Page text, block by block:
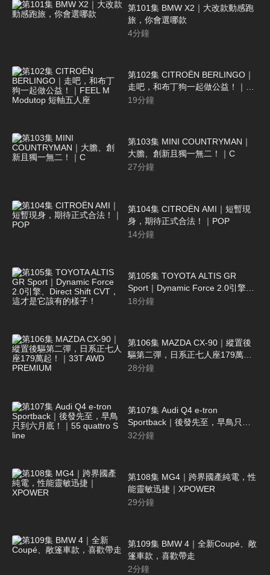
第101集 BMW X2｜大改款動感跑
旅，你會選哪款
4分鐘
第102集 CITROËN BERLINGO｜
走吧，和布丁狗一起做公益！｜
FEEL M Modutop 短軸五人座
19分鐘
第103集 MINI COUNTRYMAN｜
大膽、創新且獨一無二！｜C
27分鐘
第104集 CITROËN AMI｜短暫現
身，期待正式合法！｜POP
14分鐘
第105集 TOYOTA ALTIS GR
Sport｜Dynamic Force 2.0引擎、
Direct Shift CVT，這才是它該有的
18分鐘
第106集 MAZDA CX-90｜縱置後
驅第二彈，日系正七人座179萬
起！｜33T AWD PREMIUM
28分鐘
第107集 Audi Q4 e-tron
Sportback｜後發先至，早鳥只到
六月底！｜55 quattro S line
32分鐘
第108集 MG4｜跨界國產純電，性
能靈敏迅捷｜XPOWER
29分鐘
第109集 BMW 4｜全新Coupé、敞
篷車款，喜歡帶走
2分鐘